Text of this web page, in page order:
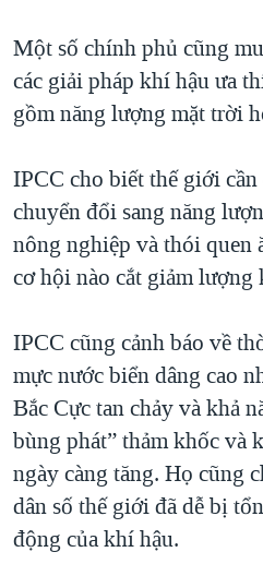
Một số chính phủ cũng
các giải pháp khí hậu ưa
gồm năng lượng mặt trời
IPCC cho biết thế giới
chuyển đổi sang năng
nông nghiệp và thói quen
cơ hội nào cắt giảm lượng
IPCC cũng cảnh báo về
mực nước biển dâng cao
Bắc Cực tan chảy và khả
bùng phát” thảm khốc và
ngày càng tăng. Họ cũng
dân số thế giới đã dễ bị
động của khí hậu.